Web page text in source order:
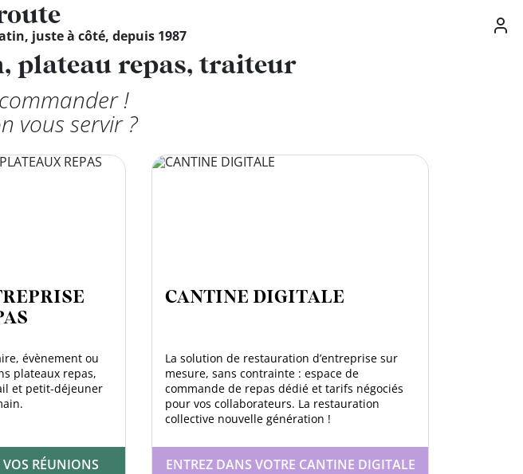
juste à côté, depuis 1987
plateau repas, traiteur
!
vous servir ?
évènement ou
plateaux repas,
et petit-déjeuner
RÉUNIONS
CANTINE DIGITALE
La solution de restauration d’entreprise sur
mesure, sans contrainte : espace de
commande de repas dédié et tarifs négociés
pour vos collaborateurs. La restauration
collective nouvelle génération !
ENTREZ DANS VOTRE CANTINE DIGITALE